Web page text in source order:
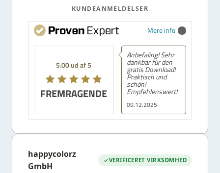
KUNDEANMELDELSER
Mere info
5.00 ud af 5
FREMRAGENDE
09.12.2025
Anbefaling! Sehr
dankbar für den
gratis Download!
Praktisch und
schön!
Empfehlenswert!
happycolorz
GmbH
VERIFICERET VIRKSOMHED